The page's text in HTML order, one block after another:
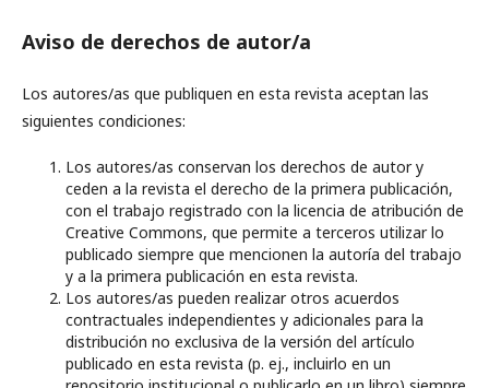
Aviso de derechos de autor/a
Los autores/as que publiquen en esta revista aceptan las
siguientes condiciones:
Los autores/as conservan los derechos de autor y
ceden a la revista el derecho de la primera publicación,
con el trabajo registrado con la licencia de atribución de
Creative Commons, que permite a terceros utilizar lo
publicado siempre que mencionen la autoría del trabajo
y a la primera publicación en esta revista.
Los autores/as pueden realizar otros acuerdos
contractuales independientes y adicionales para la
distribución no exclusiva de la versión del artículo
publicado en esta revista (p. ej., incluirlo en un